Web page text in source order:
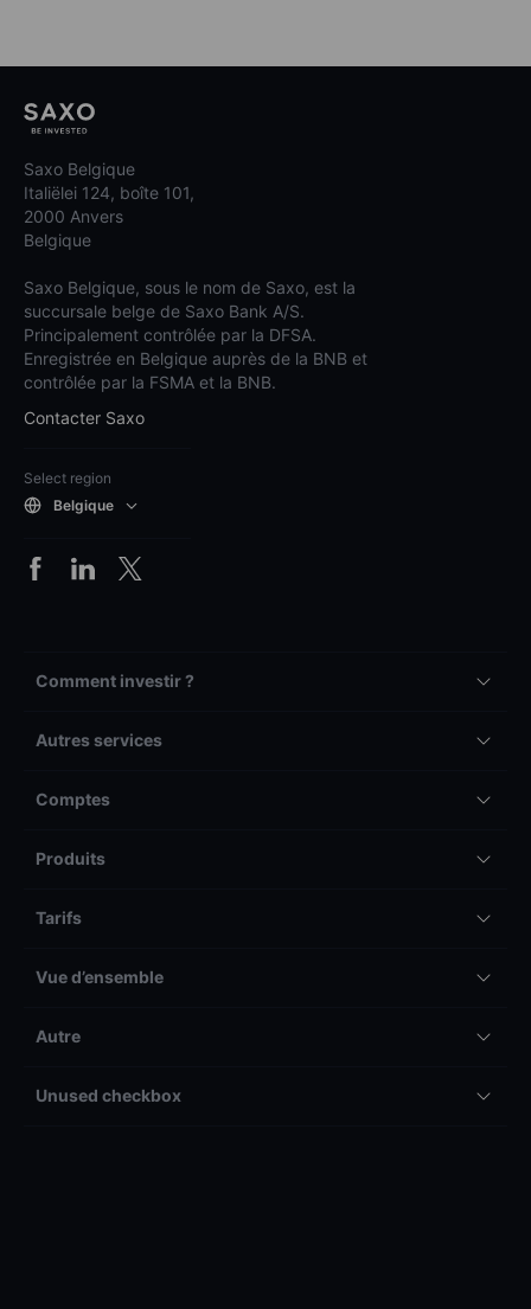
Saxo Belgique
Italiëlei 124, boîte 101,
2000 Anvers
Belgique
Saxo Belgique, sous le nom de Saxo, est la
succursale belge de Saxo Bank A/S.
Principalement contrôlée par la DFSA.
Enregistrée en Belgique auprès de la BNB et
contrôlée par la FSMA et la BNB.
Contacter Saxo
Select region
Belgique
Comment investir ?
Autres services
Comptes
Produits
Tarifs
Vue d’ensemble
Autre
Unused checkbox